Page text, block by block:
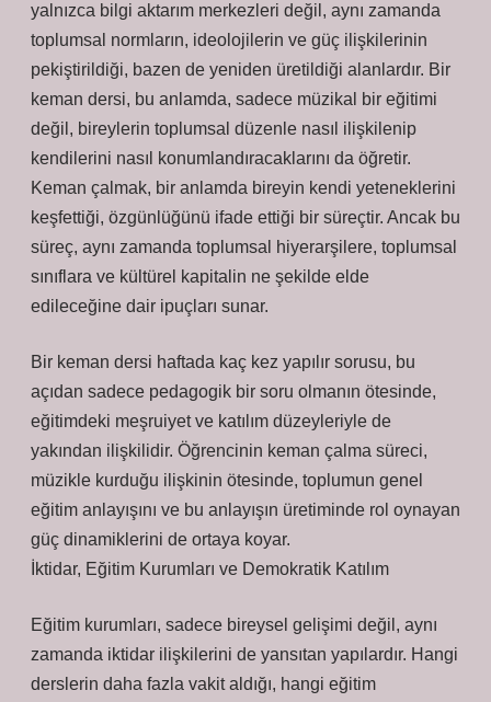
yalnızca bilgi aktarım merkezleri değil, aynı zamanda
toplumsal normların, ideolojilerin ve güç ilişkilerinin
pekiştirildiği, bazen de yeniden üretildiği alanlardır. Bir
keman dersi, bu anlamda, sadece müzikal bir eğitimi
değil, bireylerin toplumsal düzenle nasıl ilişkilenip
kendilerini nasıl konumlandıracaklarını da öğretir.
Keman çalmak, bir anlamda bireyin kendi yeteneklerini
keşfettiği, özgünlüğünü ifade ettiği bir süreçtir. Ancak bu
süreç, aynı zamanda toplumsal hiyerarşilere, toplumsal
sınıflara ve kültürel kapitalin ne şekilde elde
edileceğine dair ipuçları sunar.
Bir keman dersi haftada kaç kez yapılır sorusu, bu
açıdan sadece pedagogik bir soru olmanın ötesinde,
eğitimdeki meşruiyet ve katılım düzeyleriyle de
yakından ilişkilidir. Öğrencinin keman çalma süreci,
müzikle kurduğu ilişkinin ötesinde, toplumun genel
eğitim anlayışını ve bu anlayışın üretiminde rol oynayan
güç dinamiklerini de ortaya koyar.
İktidar, Eğitim Kurumları ve Demokratik Katılım
Eğitim kurumları, sadece bireysel gelişimi değil, aynı
zamanda iktidar ilişkilerini de yansıtan yapılardır. Hangi
derslerin daha fazla vakit aldığı, hangi eğitim